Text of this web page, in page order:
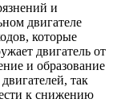
и
двигателе
которые
двигатель от
и образование
так
к снижению